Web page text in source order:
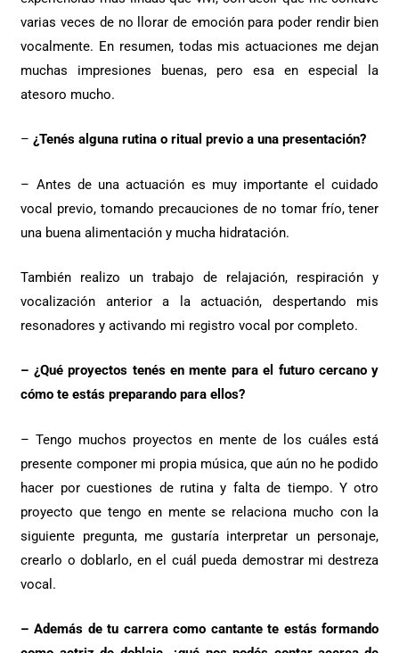
varias veces de no llorar de emoción para poder rendir bien
vocalmente. En resumen, todas mis actuaciones me dejan
muchas impresiones buenas, pero esa en especial la
atesoro mucho.
–¿Tenés alguna rutina o ritual previo a una presentación?
– Antes de una actuación es muy importante el cuidado
vocal previo, tomando precauciones de no tomar frío, tener
una buena alimentación y mucha hidratación.
También realizo un trabajo de relajación, respiración y
vocalización anterior a la actuación, despertando mis
resonadores y activando mi registro vocal por completo.
– ¿Qué proyectos tenés en mente para el futuro cercano y
cómo te estás preparando para ellos?
– Tengo muchos proyectos en mente de los cuáles está
presente componer mi propia música, que aún no he podido
hacer por cuestiones de rutina y falta de tiempo. Y otro
proyecto que tengo en mente se relaciona mucho con la
siguiente pregunta, me gustaría interpretar un personaje,
crearlo o doblarlo, en el cuál pueda demostrar mi destreza
vocal.
– Además de tu carrera como cantante te estás formando